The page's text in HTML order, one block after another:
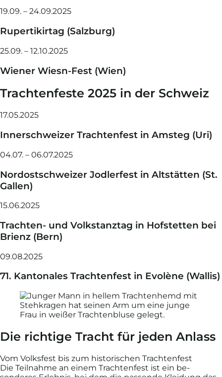
19.09. – 24.09.2025
Rupertikirtag (Salzburg)
25.09. – 12.10.2025
Wiener Wiesn-Fest (Wien)
Trachtenfeste 2025 in der Schweiz
17.05.2025
Innerschweizer Trachtenfest in Amsteg (Uri)
04.07. – 06.07.2025
Nordostschweizer Jodlerfest in Altstätten (St.
Gallen)
15.06.2025
Trachten- und Volkstanztag in Hofstetten bei
Brienz (Bern)
09.08.2025
71. Kantonales Trachtenfest in Evolène (Wallis)
Die richtige Tracht für jeden Anlass
Vom Volksfest bis zum historischen Trachtenfest
Die Teil­nahme an einem Trachten­fest ist ein be­